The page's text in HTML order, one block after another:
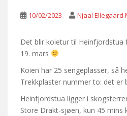
10/02/2023 Njaal Ellegaard
Det blir koietur til Heinfjordstua
19. mars
Koien har 25 sengeplasser, så
Trekkplaster nummer to: det er
Heinfjordstua ligger i
Store Drakt-sjøen, kun 45